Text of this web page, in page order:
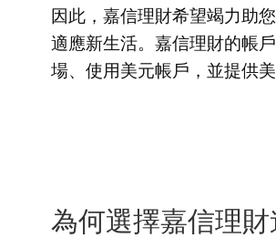
因此，嘉信理財希望竭力助
適應新生活。嘉信理財的帳
場、使用美元帳戶，並提供
為何選擇嘉信理